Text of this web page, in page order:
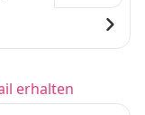
erhalten